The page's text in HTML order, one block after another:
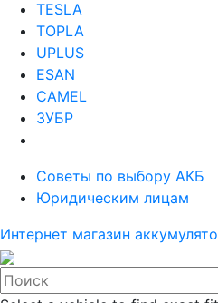
TESLA
TOPLA
UPLUS
ESAN
CAMEL
ЗУБР
Советы по выбору АКБ
Юридическим лицам
Интернет магазин